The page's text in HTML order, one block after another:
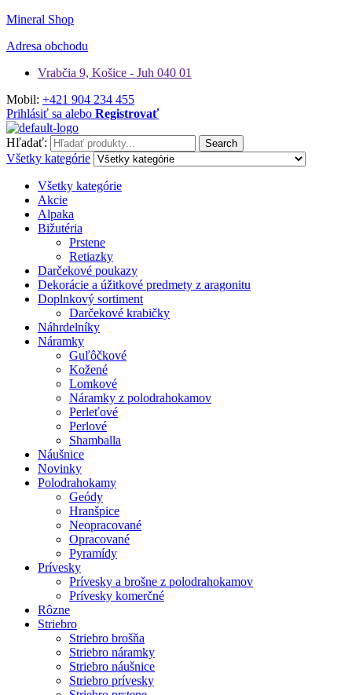
Mineral Shop
Adresa obchodu
Vrabčia 9, Košice - Juh 040 01
Mobil: +421 904 234 455
Prihlásiť sa alebo Registrovať
Hľadať: Search
Všetky kategórie
Všetky kategórie
Akcie
Alpaka
Bižutéria
Prstene
Retiazky
Darčekové poukazy
Dekorácie a úžitkové predmety z aragonitu
Doplnkový sortiment
Darčekové krabičky
Náhrdelníky
Náramky
Guľôčkové
Kožené
Lomkové
Náramky z polodrahokamov
Perleťové
Perlové
Shamballa
Náušnice
Novinky
Polodrahokamy
Geódy
Hranšpice
Neopracované
Opracované
Pyramídy
Prívesky
Prívesky a brošne z polodrahokamov
Prívesky komerčné
Rôzne
Striebro
Striebro brošňa
Striebro náramky
Striebro náušnice
Striebro prívesky